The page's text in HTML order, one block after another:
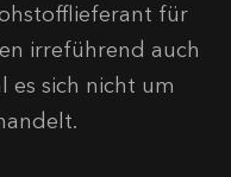
für
irreführend auch
es sich nicht um